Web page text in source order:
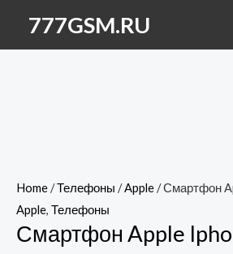
содержимому
777GSM.RU
Home/Телефоны /Apple/ Смартфон
Apple, Телефоны
Смартфон Apple